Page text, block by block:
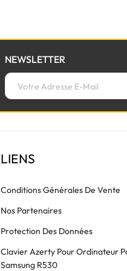
NEWSLETTER
LIENS
Conditions Générales De Vente
Nos Partenaires
Protection Des Données
Clavier Azerty Pour Ordinateur
Samsung R530